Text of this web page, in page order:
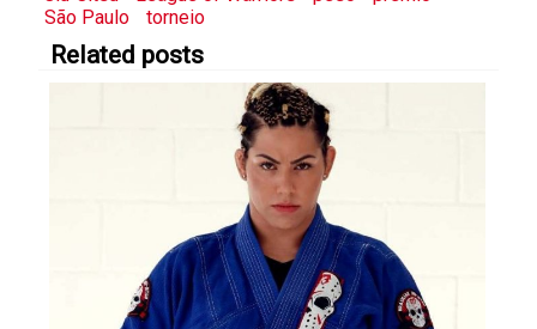
São Paulo
torneio
Related posts